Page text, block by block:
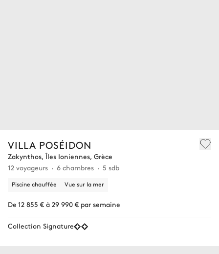
VILLA POSÉIDON
Zakynthos, Îles Ioniennes, Grèce
12 voyageurs
6 chambres 5 sdb
Piscine chauffée Vue sur la mer
De 12 855 € à 29 990 € par semaine
Collection Signature